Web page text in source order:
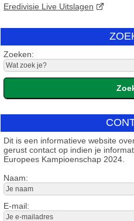
Eredivisie Live Uitslagen
Zoeken:
Dit is een informatieve website
gerust contact op indien je
Europees Kampioenschap 2024.
Naam:
E-mail: